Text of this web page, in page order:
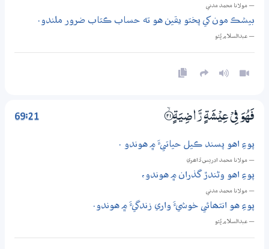
— مولانا محمد مدني
بيشڪ مون کي پختو يقين هو ته حساب ڪتاب ضرور ملندو.
— عبدالسلام ڀُٽو
69:21 فَهُوَ فِيْ عِيْشَةٍ رَّاضِيَةٍ ۝ۙ21
پوءِ اهو پسند ڪيل حياتيءَ ۾ هوندو .
— مولانا محمد ادريس ڏاھري
پوءِ اهو وڻندڙ گذران ۾ هوندو،
— مولانا محمد مدني
پوءِ هو انتھائي خوشيءَ واري زندگيءَ ۾ هوندو.
— عبدالسلام ڀُٽو